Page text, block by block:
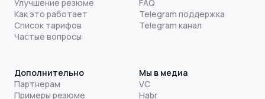
Улучшение резюме
Как это работает
Список тарифов
Частые вопросы
FAQ
Telegram поддержка
Telegram канал
Дополнительно
Партнерам
Примеры резюме
Мы в медиа
VC
Habr